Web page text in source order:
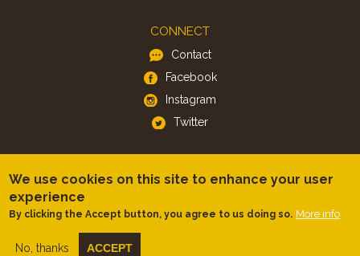
CONNECT
Contact
Facebook
Instagram
Twitter
Android
We use cookies on this site to enhance your user
experience
By clicking the Accept button, you agree to us doing so. More info
No, thanks ACCEPT